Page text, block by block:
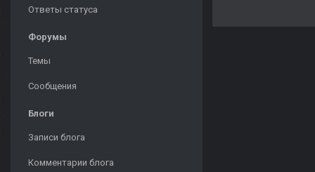
Ответы статуса
Форумы
Темы
Сообщения
Блоги
Записи блога
Комментарии блога